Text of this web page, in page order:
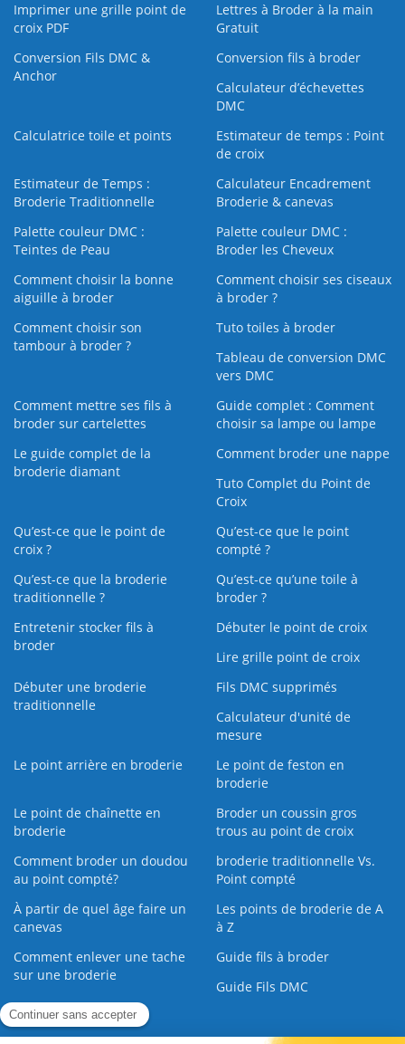
Imprimer une grille point de
croix PDF
Lettres à Broder à la main
Gratuit
Conversion Fils DMC &
Anchor
Conversion fils à broder
Calculateur d’échevettes
DMC
Calculatrice toile et points
Estimateur de temps : Point
de croix
Estimateur de Temps :
Broderie Traditionnelle
Calculateur Encadrement
Broderie & canevas
Palette couleur DMC :
Teintes de Peau
Palette couleur DMC :
Broder les Cheveux
Comment choisir la bonne
aiguille à broder
Comment choisir ses ciseaux
à broder ?
Comment choisir son
tambour à broder ?
Tuto toiles à broder
Tableau de conversion DMC
vers DMC
Comment mettre ses fils à
broder sur cartelettes
Guide complet : Comment
choisir sa lampe ou lampe
Le guide complet de la
broderie diamant
Comment broder une nappe
Tuto Complet du Point de
Croix
Qu’est-ce que le point de
croix ?
Qu’est-ce que le point
compté ?
Qu’est-ce que la broderie
traditionnelle ?
Qu’est‑ce qu’une toile à
broder ?
Entretenir stocker fils à
broder
Débuter le point de croix
Lire grille point de croix
Débuter une broderie
traditionnelle
Fils DMC supprimés
Calculateur d'unité de
mesure
Le point arrière en broderie
Le point de feston en
broderie
Le point de chaînette en
broderie
Broder un coussin gros
trous au point de croix
Comment broder un doudou
au point compté?
broderie traditionnelle Vs.
Point compté
À partir de quel âge faire un
canevas
Les points de broderie de A
à Z
Comment enlever une tache
sur une broderie
Guide fils à broder
Guide Fils DMC
Guide de la Broderie